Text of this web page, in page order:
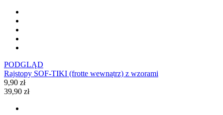
PODGLĄD
Rajstopy SOF-TIKI (frotte wewnątrz) z wzorami
9,90 zł
39,90 zł